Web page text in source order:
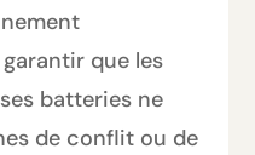
que les
batteries ne
de conflit ou de